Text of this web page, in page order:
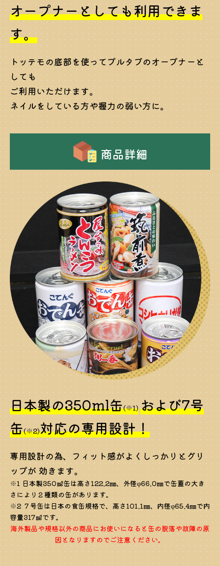
オープナーとしても利用できま
す。
トッテモの底部を使ってプルタブのオープナーと
しても
ご利用いただけます。
ネイルをしている方や握力の弱い方に。
商品詳細
日本製の350ml缶(※1) および7号
缶(※2)対応の専用設計！
専用設計の為、フィット感がよくしっかりとグリ
ップが 効きます。
※1 日本製350㎖缶は高さ122.2㎜、外径φ66.0㎜で缶蓋の大き
さにより２種類の缶があります。
※2 ７号缶は日本の食缶規格で、高さ101.1㎜、内径φ65.4㎜で内
容量317㎖です。
海外製品や規格以外の商品にお使いになると缶の脱落や故障の原
因となりますのでご注意ください。